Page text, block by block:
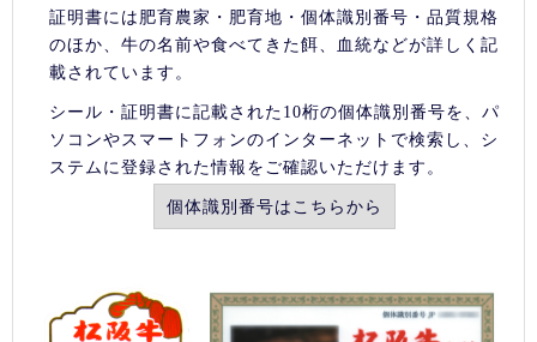
証明書には肥育農家・肥育地・個体識別番号・品質規格
のほか、牛の名前や食べてきた餌、血統などが詳しく記
載されています。
シール・証明書に記載された10桁の個体識別番号を、パ
ソコンやスマートフォンのインターネットで検索し、シ
ステムに登録された情報をご確認いただけます。
個体識別番号はこちらから